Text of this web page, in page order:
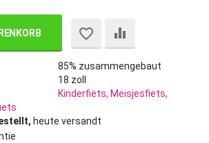
85% zusammengebaut
18 zoll
Kinderfiets, Meisjesfiets,
heute versandt